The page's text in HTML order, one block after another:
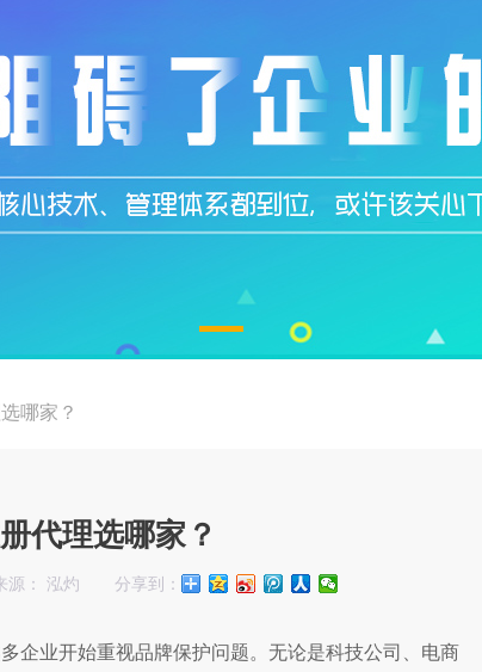
哪家？
代理选哪家？
源： 泓灼 分享到：
企业开始重视品牌保护问题。无论是科技公司、电商